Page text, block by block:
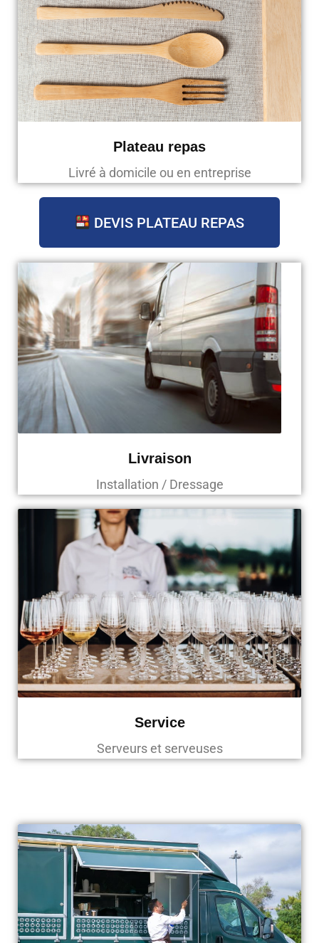
Plateau repas
Livré à domicile ou en entreprise
DEVIS PLATEAU REPAS
Livraison
Installation / Dressage
Service
Serveurs et serveuses